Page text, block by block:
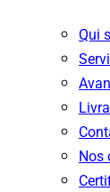
Qui
Nos